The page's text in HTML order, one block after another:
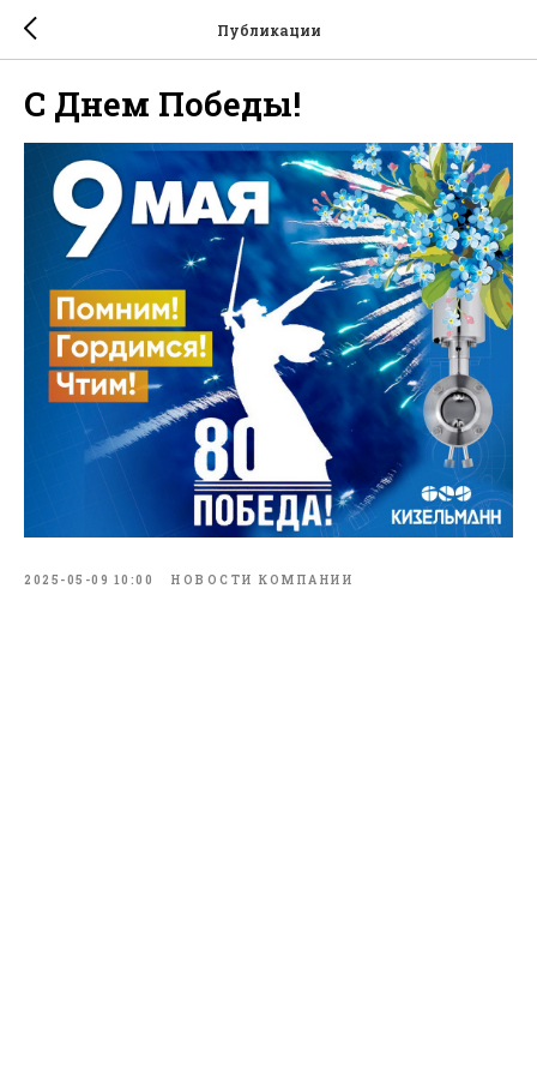
Публикации
С Днем Победы!
2025-05-09 10:00 НОВОСТИ КОМПАНИИ